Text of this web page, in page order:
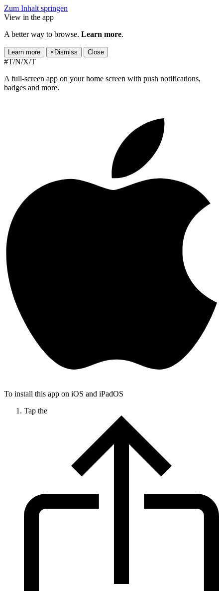
Zum Inhalt springen
View in the app
A better way to browse. Learn more.
Learn more × Dismiss Close
#T/N/X/T
A full-screen app on your home screen with push notifications,
badges and more.
To install this app on iOS and iPadOS
Tap the